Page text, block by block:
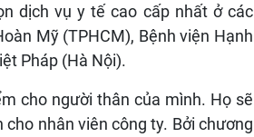
dịch vụ y tế cao cấp nhất ở các
Mỹ (TPHCM), Bệnh viện Hạnh
Pháp (Hà Nội).
cho người thân của mình. Họ sẽ
nhân viên công ty. Bởi chương